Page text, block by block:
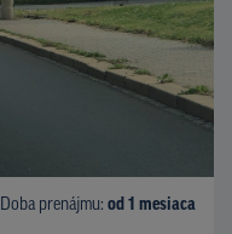
Doba prenájmu: od 1 mesiaca